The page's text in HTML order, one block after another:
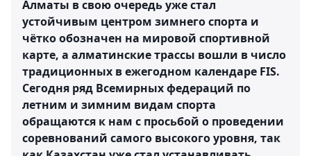
Алматы в свою очередь уже стал
устойчивым центром зимнего спорта и
чётко обозначен на мировой спортивной
карте, а алматинские трассы вошли в число
традиционных в ежегодном календаре FIS.
Сегодня ряд Всемирных федераций по
летним и зимним видам спорта
обращаются к нам с просьбой о проведении
соревнований самого высокого уровня, так